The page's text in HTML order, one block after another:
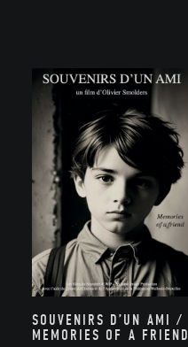
SOUVENIRS D’UN AMI /
MEMORIES OF A FRIEND